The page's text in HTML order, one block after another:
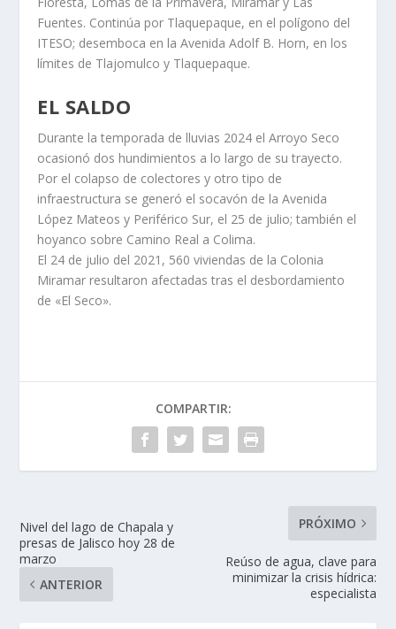
Fuentes. Continúa por Tlaquepaque, en el polígono del
ITESO; desemboca en la Avenida Adolf B. Horn, en los
límites de Tlajomulco y Tlaquepaque.
EL SALDO
Durante la temporada de lluvias 2024 el Arroyo Seco
ocasionó dos hundimientos a lo largo de su trayecto.
Por el colapso de colectores y otro tipo de
infraestructura se generó el socavón de la Avenida
López Mateos y Periférico Sur, el 25 de julio; también el
hoyanco sobre Camino Real a Colima.
El 24 de julio del 2021, 560 viviendas de la Colonia
Miramar resultaron afectadas tras el desbordamiento
de «El Seco».
COMPARTIR:
Nivel del lago de Chapala y
presas de Jalisco hoy 28 de
marzo
ANTERIOR
PRÓXIMO
Reúso de agua, clave para
minimizar la crisis hídrica:
especialista